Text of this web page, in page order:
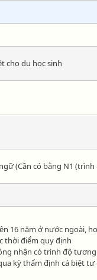
cho du học sinh
(Cần có bằng N1 (trình
16 năm ở nước ngoài,
thời điểm quy định
nhận có trình độ
kỳ thẩm định cá biệt tư